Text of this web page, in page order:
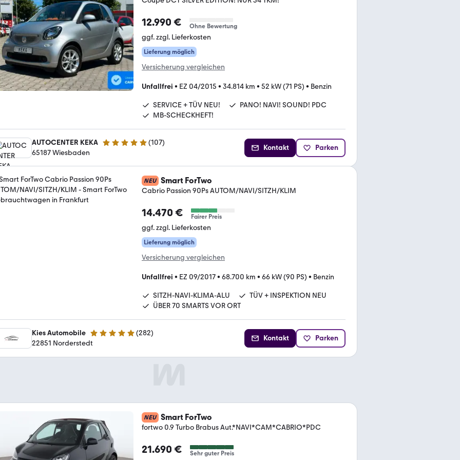
12.990 € Ohne Bewertung
ggf. zzgl. Lieferkosten
Lieferung möglich
Versicherung vergleichen
Unfallfrei • EZ 04/2015 • 34.814 km • 52 kW (71 PS) • Benzin
SERVICE + TÜV NEU!
PANO! NAVI! SOUND! PDC
MB-SCHECKHEFT!
AUTOCENTER KEKA 5 Sterne (107)
65187 Wiesbaden
Kontakt Parken
NEU Smart ForTwo
Cabrio Passion 90Ps AUTOM/NAVI/SITZH/KLIM
14.470 € Fairer Preis
ggf. zzgl. Lieferkosten
Lieferung möglich
Versicherung vergleichen
Unfallfrei • EZ 09/2017• 68.700 km • 66 kW (90 PS) • Benzin
SITZH-NAVI-KLIMA-ALU
TÜV + INSPEKTION NEU
ÜBER 70 SMARTS VOR ORT
Kies Automobile 4.8 Sterne (282)
22851 Norderstedt
Kontakt Parken
NEU Smart ForTwo
fortwo 0.9 Turbo Brabus Aut.*NAVI*CAM*CABRIO*PDC
21.690 € Sehr guter Preis